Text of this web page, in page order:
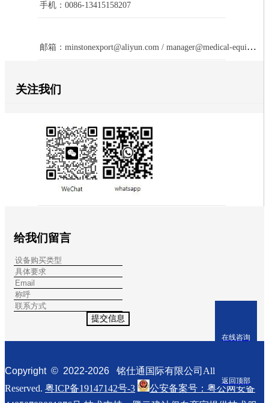
手机：0086-13415158207
邮箱：minstonexport@aliyun.com / manager@medical-equipment-cn.com
关注我们
给我们留言
提交信息
Copyright © 2022-2026
铭仕通国际有限公司All Rights
Reserved. 粤ICP备19147142号-3
公安备案号：粤公网安备
在线咨询
返回顶部